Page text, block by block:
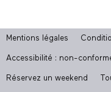
Mentions légales
Accessibilité : non-
Réservez un weekend